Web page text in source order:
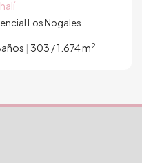
Los Nogales
303 / 1.674 m2